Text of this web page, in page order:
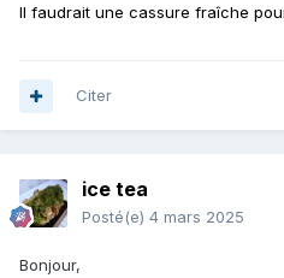
Il faudrait une cassure fraîche
Citer
ice tea
Posté(e) 4 mars 2025
Bonjour,